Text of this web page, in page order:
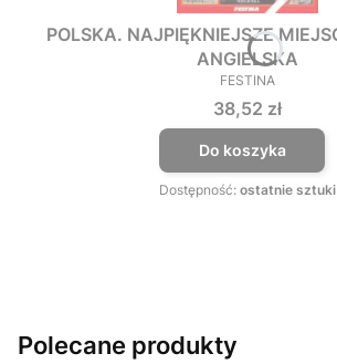
POLSKA. NAJPIĘKNIEJSZE
ANGIELSKA
PRODUCENT
FESTINA
Cena
38,52 zł
Do koszyka
Dostępność: ostatnie sztuki
Polecane produkty